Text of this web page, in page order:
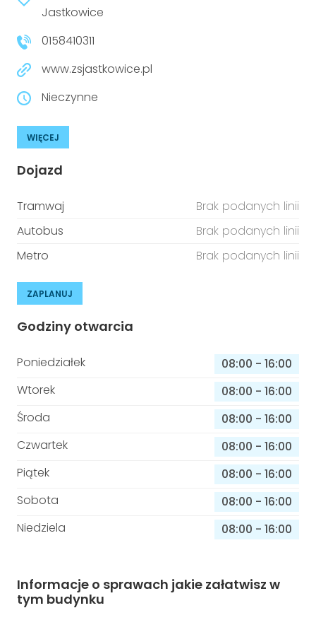
niepełnosprawnościami
Prawo
Prawa osób z niepełnosprawnościami
Urządzenia IoT
Jastkowice
0158410311
www.zsjastkowice.pl
Nieczynne
WIĘCEJ
Dojazd
Tramwaj
Brak podanych linii
Autobus
Brak podanych linii
Metro
Brak podanych linii
ZAPLANUJ
Godziny otwarcia
Poniedziałek 08:00 - 16:00
Wtorek
08:00 - 16:00
Środa
08:00 - 16:00
Czwartek
08:00 - 16:00
Piątek
08:00 - 16:00
Sobota
08:00 - 16:00
Niedziela
08:00 - 16:00
Informacje o sprawach jakie załatwisz w
tym budynku